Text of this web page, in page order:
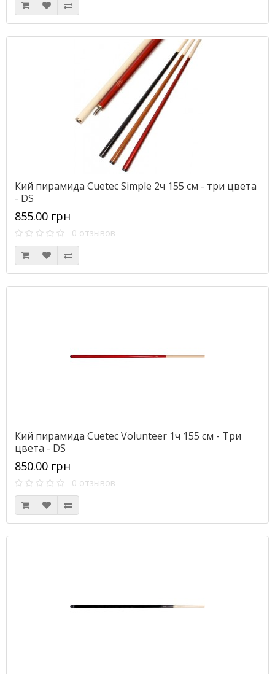
Кий пирамида Cuetec Simple 2ч 155 см - три цвета
- DS
855.00 грн
0 отзывов
Кий пирамида Cuetec Volunteer 1ч 155 см - Три
цвета - DS
850.00 грн
0 отзывов